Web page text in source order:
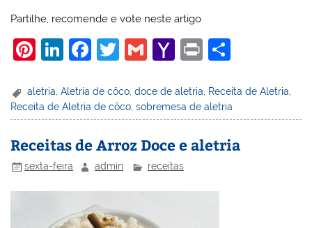
Partilhe, recomende e vote neste artigo
Pi
er
e
st
Li
k
e
dI
n
F
c
e
b
o
k
T
itt
er
G
ai
l
Y
h
o
o
M
Pr
t
ar
e
aletria,Aletria de côco,doce de aletria, Receita de Aletria,
Receita de Aletria de côco ,sobremesa de aletria
Receitas de Arroz Doce e aletria
sexta-feira admin receitas